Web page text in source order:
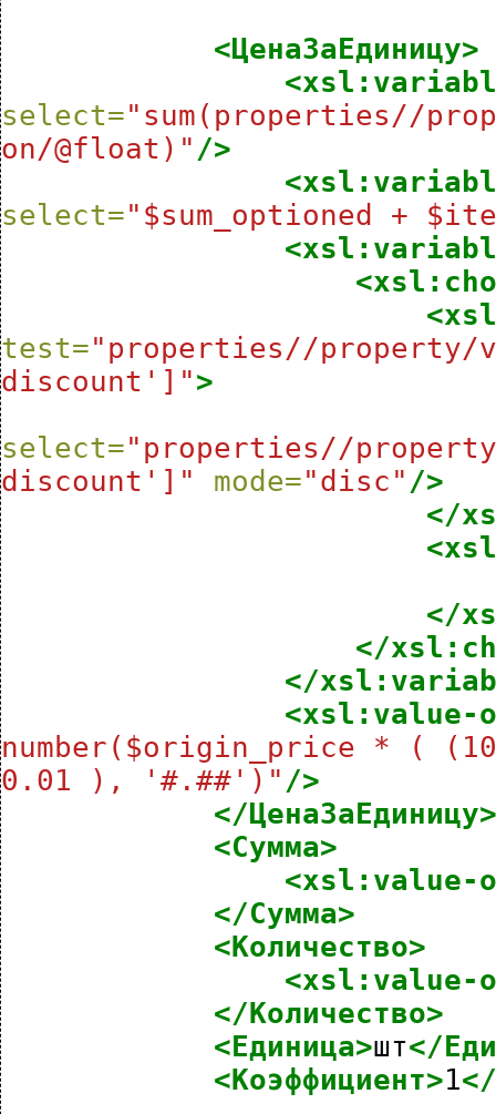
<ЦенаЗаЕдиницу>
select="sum(properties//
on/@float)" />
select="$sum_optioned +
test="properties//property/
discount']">
select="properties//
discount']"
mode="disc" />
</
</
</
</
<xsl:value-
number($origin_price * (
0.01 ), '#.##')" />
</
<Сумма>
<xsl:value-
</Сумма>
<Количество>
<xsl:value-
</Количество>
<Единица>шт</
<Коэффициент>1